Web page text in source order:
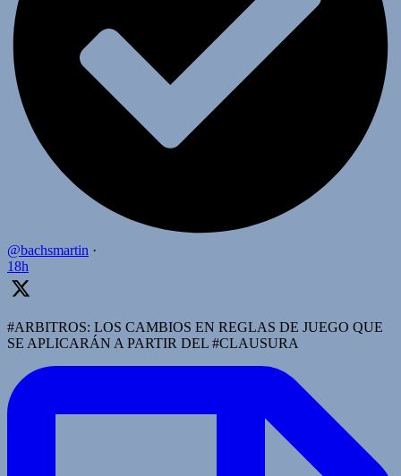
@bachsmartin ·
18h
#ARBITROS: LOS CAMBIOS EN REGLAS DE JUEGO QUE
SE APLICARÁN A PARTIR DEL #CLAUSURA